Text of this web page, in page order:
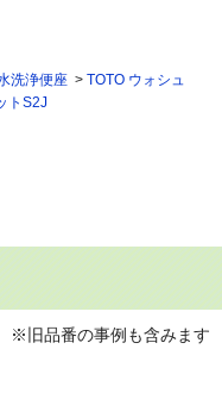
洗浄便座
TOTO ウォシュ
トS2J
※旧品番の事例も含みます